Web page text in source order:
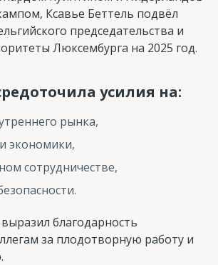
Ксавье Беттель подвёл
председательства и
Люксембурга на 2025 год.
усилия на:
рынка,
экономики,
сотрудничестве,
благодарность
за плодотворную работу и